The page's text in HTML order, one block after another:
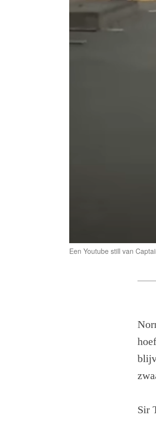
Een Youtube still van
Sir